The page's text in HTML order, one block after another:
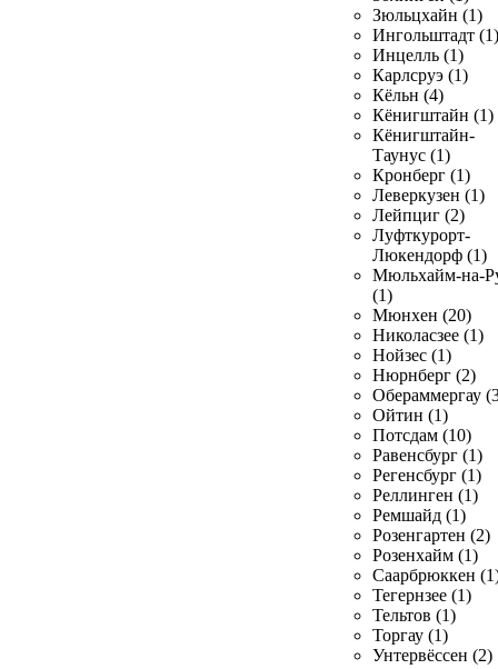
Зюльцхайн (1)
Ингольштадт (1)
Инцелль (1)
Карлсруэ (1)
Кёльн (4)
Кёнигштайн (1)
Кёнигштайн-
Таунус (1)
Кронберг (1)
Леверкузен (1)
Лейпциг (2)
Луфткурорт-
Люкендорф (1)
Мюльхайм-на-
(1)
Мюнхен (20)
Николасзее (1)
Нойзес (1)
Нюрнберг (2)
Обераммергау
Ойтин (1)
Потсдам (10)
Равенсбург (1)
Регенсбург (1)
Реллинген (1)
Ремшайд (1)
Розенгартен (2)
Розенхайм (1)
Саарбрюккен
Тегернзее (1)
Тельтов (1)
Торгау (1)
Унтервёссен (2)